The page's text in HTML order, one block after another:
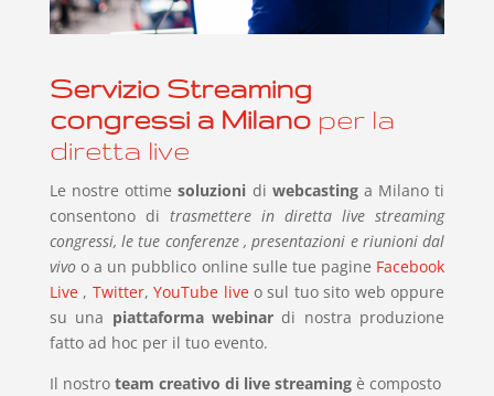
Servizio Streaming
congressi a Milanoper la
diretta live
Le nostre ottimesoluzioni di webcastinga Milano ti
consentono di trasmettere in diretta live streaming
congressi, le tue conferenze , presentazioni e riunioni dal
vivoo a un pubblico online sulle tue pagine Facebook
Live, Twitter,YouTube liveo sul tuo sito web oppure
su una piattaforma webinar di nostra produzione
fatto ad hoc per il tuo evento.
Il nostro team creativo di live streamingè composto